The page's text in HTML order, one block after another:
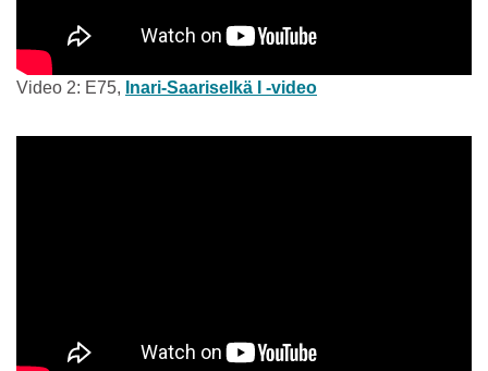
Video 2: E75, Inari-Saariselkä I -video